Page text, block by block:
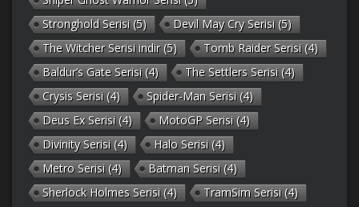
Stronghold Serisi (5) Devil May Cry Serisi (5)
The Witcher Serisi indir(5) Tomb Raider Serisi (4)
Baldur’s Gate Serisi (4) The Settlers Serisi (4)
Crysis Serisi (4) Spider-Man Serisi (4)
Deus Ex Serisi (4) MotoGP Serisi (4)
Divinity Serisi (4) Halo Serisi (4)
Metro Serisi (4) Batman Serisi (4)
Sherlock Holmes Serisi (4) TramSim Serisi (4)